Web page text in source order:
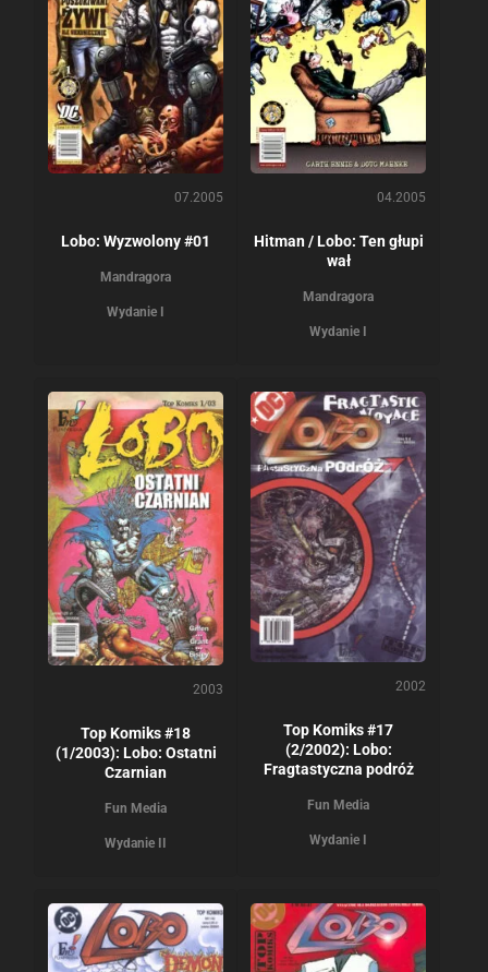
07.2005
Lobo: Wyzwolony #01
Mandragora
Wydanie I
04.2005
Hitman / Lobo: Ten głupi
wał
Mandragora
Wydanie I
2003
Top Komiks #18
(1/2003): Lobo: Ostatni
Czarnian
Fun Media
Wydanie II
2002
Top Komiks #17
(2/2002): Lobo:
Fragtastyczna podróż
Fun Media
Wydanie I